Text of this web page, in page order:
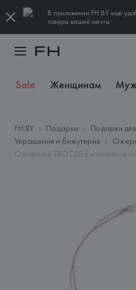
В приложении FH.BY еще
товары вашей мечты
Sale Женщинам
FH.BY Подарки Подарки
Украшения и бижутерия
Ожерелье TBOTTLE в комплекте